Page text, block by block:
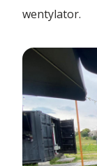
Od
Dla
🇨🇳
wentylator.